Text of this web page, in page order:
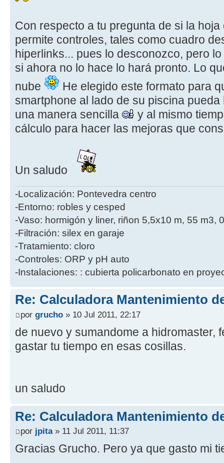
Con respecto a tu pregunta de si la
permite controles, tales como cuadro
hiperlinks... pues lo desconozco, pero
si ahora no lo hace lo hará pronto. Lo
nube
He elegido este formato para
smartphone al lado de su piscina
una manera sencilla
y al mismo
cálculo para hacer las mejoras que
Un saludo
-Localización: Pontevedra centro
-Entorno: robles y cesped
-Vaso: hormigón y liner, riñon 5,5x10 m, 55 m3,
-Filtración: silex en garaje
-Tratamiento: cloro
-Controles: ORP y pH auto
-Instalaciones: : cubierta policarbonato en
Re: Calculadora Mantenimiento
por grucho » 10 Jul 2011, 22:17
de nuevo y sumandome a hidromaster,
gastar tu tiempo en esas cosillas.
un saludo
Re: Calculadora Mantenimiento
por jpita» 11 Jul 2011, 11:37
Gracias Grucho. Pero ya que gasto mi